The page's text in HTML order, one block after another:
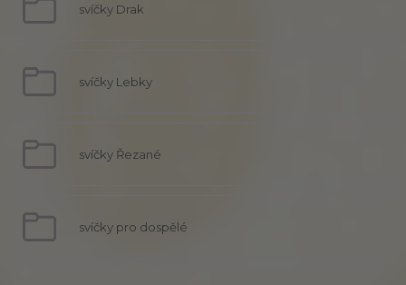
svíčky Drak
svíčky Lebky
svíčky Řezané
svíčky pro dospělé